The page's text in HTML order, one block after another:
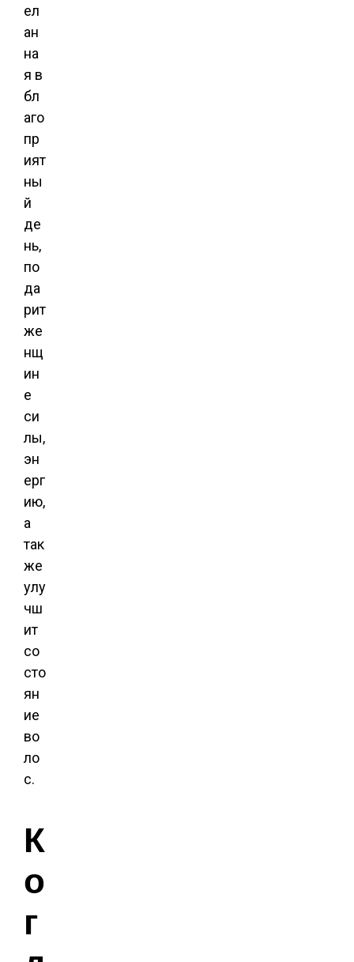
ел
ан
на
я в
бл
аго
пр
ият
ны
й
де
нь,
по
да
рит
же
нщ
ин
е
си
лы,
эн
ерг
ию,
а
так
же
улу
чш
ит
со
сто
ян
ие
во
ло
с.
К
о
г